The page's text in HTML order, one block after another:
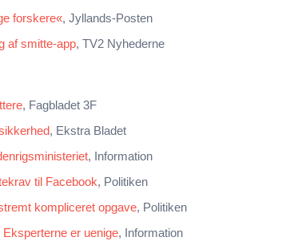
forskere«, Jyllands-Posten
af smitte-app, TV2 Nyhederne
, Fagbladet 3F
, Ekstra Bladet
, Information
til Facebook, Politiken
kompliceret opgave, Politiken
er uenige, Information